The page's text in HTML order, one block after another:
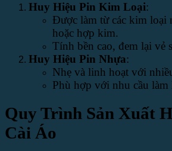
Huy Hiệu Pin Kim Loại:
Được làm từ các kim loại
hoặc hợp kim.
Tính bền cao, đem lại vẻ
Huy Hiệu Pin Nhựa:
Nhẹ và linh hoạt với
Phù hợp với nhu cầu làm
Quy Trình Sản Xuất
Cài Áo